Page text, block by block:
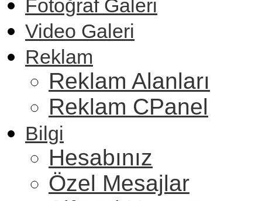
Fotoğraf Galeri
Video Galeri
Reklam
Reklam Alanları
Reklam CPanel
Bilgi
Hesabınız
Özel Mesajlar